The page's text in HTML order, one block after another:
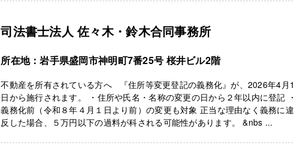
司法書士法人 佐々木・鈴木合同事務所
所在地：岩手県盛岡市神明町7番25号 桜井ビル2階
不動産を所有されている方へ 『住所等変更登記の義務化』が、2026年4月1
日から施行されます。 ・住所や氏名・名称の変更の日から２年以内に登記 ・
義務化前（令和８年４月１日より前）の変更も対象 正当な理由なく義務に違
反した場合、５万円以下の過料が科される可能性があります。 &nbs ...